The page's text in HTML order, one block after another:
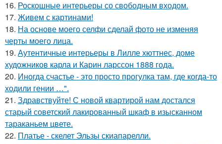
16. Роскошные интерьеры со свободным входом.
17. Живем с картинами!
18. На основе моего селфи сделай фото не изменяя
черты моего лица.
19. Аутентичные интерьеры в Лилле хюттнес, доме
художников карла и Карин ларссон 1888 года.
20. Иногда счастье - это просто прогулка там, где когда-то
ходили гении …".
21. Здравствуйте! С новой квартирой нам достался
старый советский лакированный шкаф в изысканном
тараканьем цвете.
22. Платье - скелет Эльзы скиапарелли.